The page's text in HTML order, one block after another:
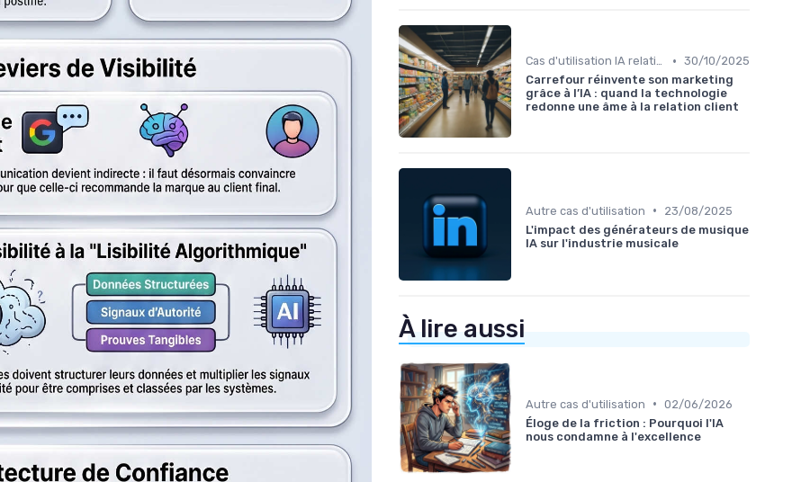
Cas d'utilisation IA relation client • 30/10/2025
Carrefour réinvente son marketing
grâce à l’IA : quand la technologie
redonne une âme à la relation client
Autre cas d'utilisation •
23/08/2025
L'impact des générateurs de musique
IA sur l'industrie musicale
À lire aussi
Autre cas d'utilisation • 02/06/2026
Éloge de la friction : Pourquoi l'IA
nous condamne à l'excellence